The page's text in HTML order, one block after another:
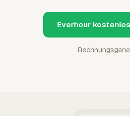
Everhour